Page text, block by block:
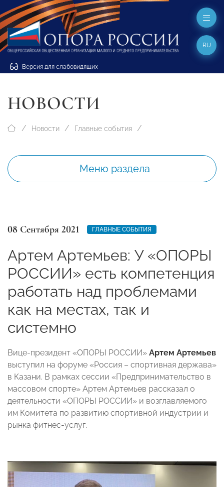
Версия для слабовидящих
RU
НОВОСТИ
Новости Главные события
Меню раздела
08 Сентября 2021 ГЛАВНЫЕ СОБЫТИЯ
Артем Артемьев: У «ОПОРЫ
РОССИИ» есть компетенция
работать над проблемами
как на местах, так и
системно
Вице-президент «ОПОРЫ РОССИИ» Артем Артемьев
выступил на форуме «Россия – спортивная держава»
в Казани. В рамках сессии «Предпринимательство в
массовом спорте» Артем Артемьев рассказал о
деятельности «ОПОРЫ РОССИИ» и возглавляемого
им Комитета по развитию спортивной индустрии и
рынка фитнес-услуг.